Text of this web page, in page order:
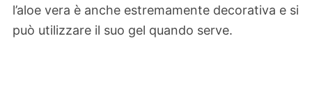
l’aloe vera è anche estremamente decorativa e si
può utilizzare il suo gel quando serve.